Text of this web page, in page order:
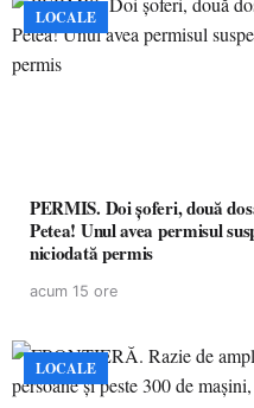
LOCALE
PERMIS. Doi șoferi, două
Petea! Unul avea permisul
niciodată permis
acum 15 ore
LOCALE